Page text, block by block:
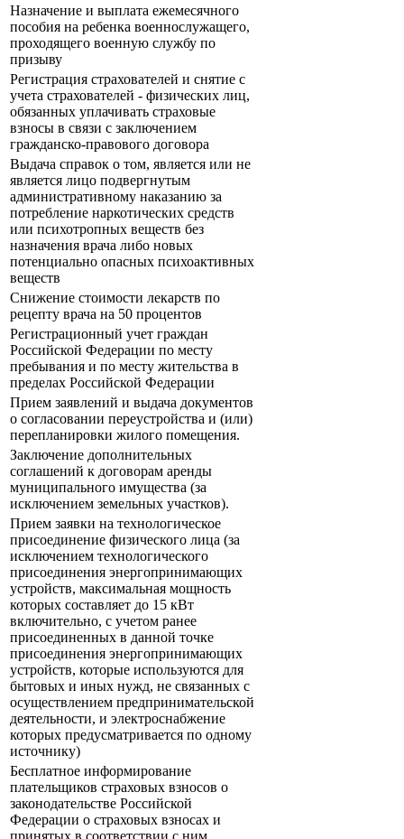
Назначение и выплата ежемесячного
пособия на ребенка военнослужащего,
проходящего военную службу по
призыву
Регистрация страхователей и снятие с
учета страхователей - физических лиц,
обязанных уплачивать страховые
взносы в связи с заключением
гражданско-правового договора
Выдача справок о том, является или не
является лицо подвергнутым
административному наказанию за
потребление наркотических средств
или психотропных веществ без
назначения врача либо новых
потенциально опасных психоактивных
веществ
Снижение стоимости лекарств по
рецепту врача на 50 процентов
Регистрационный учет граждан
Российской Федерации по месту
пребывания и по месту жительства в
пределах Российской Федерации
Прием заявлений и выдача документов
о согласовании переустройства и (или)
перепланировки жилого помещения.
Заключение дополнительных
соглашений к договорам аренды
муниципального имущества (за
исключением земельных участков).
Прием заявки на технологическое
присоединение физического лица (за
исключением технологического
присоединения энергопринимающих
устройств, максимальная мощность
которых составляет до 15 кВт
включительно, с учетом ранее
присоединенных в данной точке
присоединения энергопринимающих
устройств, которые используются для
бытовых и иных нужд, не связанных с
осуществлением предпринимательской
деятельности, и электроснабжение
которых предусматривается по одному
источнику)
Бесплатное информирование
плательщиков страховых взносов о
законодательстве Российской
Федерации о страховых взносах и